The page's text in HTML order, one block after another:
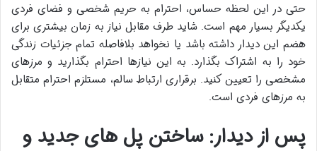
حتی در این لحظه حساس، احترام به حریم شخصی و فضای فردی
یکدیگر بسیار مهم است. شاید طرف مقابل نیاز به زمان بیشتری برای
هضم این دیدار داشته باشد یا نخواهد بلافاصله تمام جزئیات زندگی
خود را به اشتراک بگذارد. به این نیازها احترام بگذارید و مرزهای
مشخصی را تعیین کنید. برقراری ارتباط سالم، مستلزم احترام متقابل
به مرزهای فردی است.
پس از دیدار: ساختن پل های جدید و